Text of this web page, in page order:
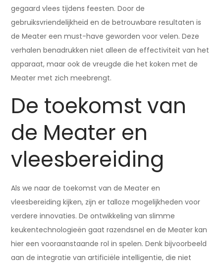
gegaard vlees tijdens feesten. Door de
gebruiksvriendelijkheid en de betrouwbare resultaten is
de Meater een must-have geworden voor velen. Deze
verhalen benadrukken niet alleen de effectiviteit van het
apparaat, maar ook de vreugde die het koken met de
Meater met zich meebrengt.
De toekomst van
de Meater en
vleesbereiding
Als we naar de toekomst van de Meater en
vleesbereiding kijken, zijn er talloze mogelijkheden voor
verdere innovaties. De ontwikkeling van slimme
keukentechnologieën gaat razendsnel en de Meater kan
hier een vooraanstaande rol in spelen. Denk bijvoorbeeld
aan de integratie van artificiële intelligentie, die niet